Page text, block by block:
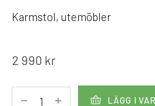
Karmstol, utemöbler
2 990 kr
LÄGG I